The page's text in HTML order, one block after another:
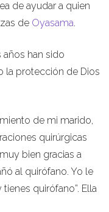
de ayudar a quien
de Oyasama.
años han sido
la protección de Dios
de mi marido,
quirúrgicas
bien gracias a
al quirófano. Yo le
quirófano”. Ella